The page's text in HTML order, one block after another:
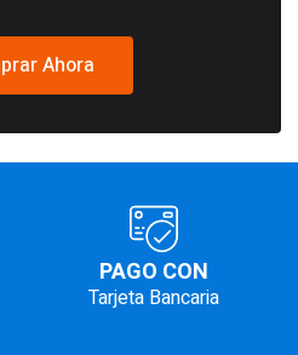
Ahora
PAGO CON
Tarjeta Bancaria